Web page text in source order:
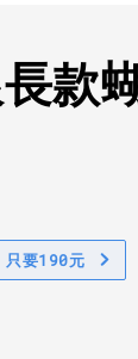
款
要190元